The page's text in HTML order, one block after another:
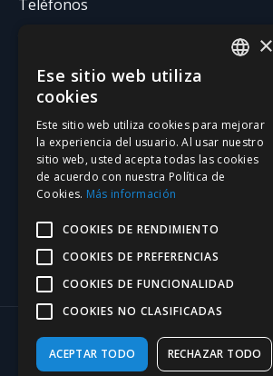
Teléfonos
gatzara@gatzara.com
Find us on:
×
Ese sitio web utiliza
cookies
Este sitio web utiliza cookies para mejorar
la experiencia del usuario. Al usar nuestro
sitio web, usted acepta todas las cookies
de acuerdo con nuestra Política de
Cookies. Más información
COOKIES DE RENDIMIENTO
COOKIES DE PREFERENCIAS
COOKIES DE FUNCIONALIDAD
COOKIES NO CLASIFICADAS
ACEPTAR TODO RECHAZAR TODO